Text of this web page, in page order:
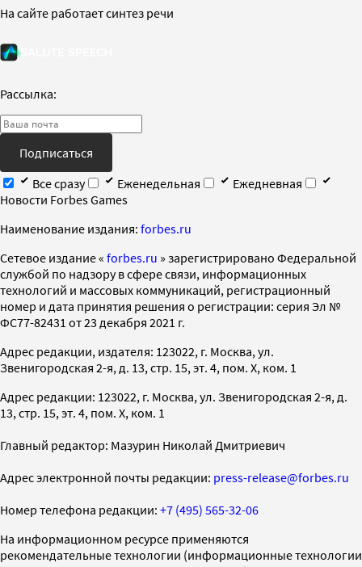
На сайте работает синтез речи
Рассылка:
Подписаться
Все сразу
Еженедельная
Ежедневная
Новости Forbes Games
Наименование издания: forbes.ru
Cетевое издание « forbes.ru » зарегистрировано Федеральной
службой по надзору в сфере связи, информационных
технологий и массовых коммуникаций, регистрационный
номер и дата принятия решения о регистрации: серия Эл №
ФС77-82431 от 23 декабря 2021 г.
Адрес редакции, издателя: 123022, г. Москва, ул.
Звенигородская 2-я, д. 13, стр. 15, эт. 4, пом. X, ком. 1
Адрес редакции: 123022, г. Москва, ул. Звенигородская 2-я, д.
13, стр. 15, эт. 4, пом. X, ком. 1
Главный редактор: Мазурин Николай Дмитриевич
Адрес электронной почты редакции: press-release@forbes.ru
Номер телефона редакции: +7 (495) 565-32-06
На информационном ресурсе применяются
рекомендательные технологии (информационные технологии